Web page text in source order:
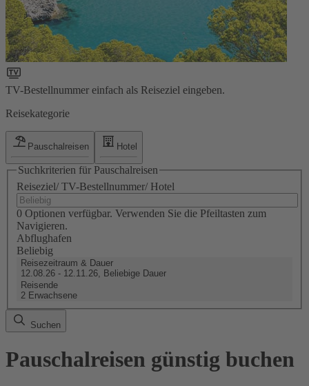
TV-Bestellnummer einfach als Reiseziel eingeben.
Reisekategorie
Pauschalreisen Hotel
Suchkriterien für Pauschalreisen
Reiseziel/ TV-Bestellnummer/ Hotel
0 Optionen verfügbar. Verwenden Sie die Pfeiltasten zum
Navigieren.
Abflughafen
Beliebig
Reisezeitraum & Dauer
12.08.26 - 12.11.26, Beliebige Dauer
Reisende
2 Erwachsene
Suchen
Pauschalreisen günstig buchen